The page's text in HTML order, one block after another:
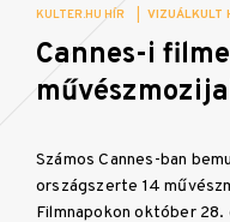
KULTER.HU HÍR VIZUÁLKULT
Cannes-i
Számos Cannes-ban
országszerte 14
Filmnapokon október